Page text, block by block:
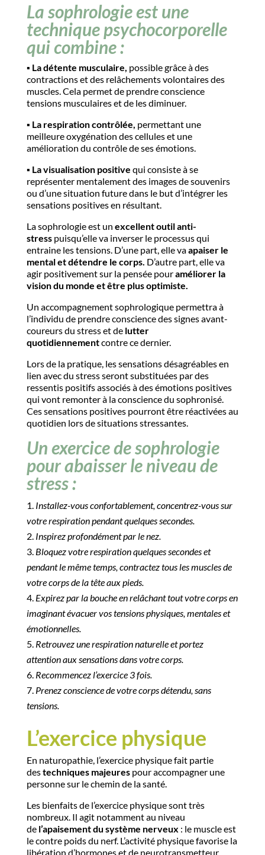
La sophrologie est une
technique psychocorporelle
qui combine :
▪️​ La détente musculaire, possible grâce à des
contractions et des relâchements volontaires des
muscles. Cela permet de prendre conscience
tensions musculaires et de les diminuer.
▪️​ La respiration contrôlée, permettant une
meilleure oxygénation des cellules et une
amélioration du contrôle de ses émotions.
▪️​ La visualisation positive qui consiste à se
représenter mentalement des images de souvenirs
ou d’une situation future dans le but d’intégrer les
sensations positives en résultant.
La sophrologie est un excellent outil anti-
stresspuisqu’elle va inverser le processus qui
entraine les tensions. D’une part, elle vaapaiser le
mental et détendre le corps. D’autre part, elle va
agir positivement sur la pensée pouraméliorer la
vision du monde et être plus optimiste.
Un accompagnement sophrologique permettra à
l’individu de prendre conscience des signes avant-
coureurs du stress et de lutter
quotidiennementcontre ce dernier.
Lors de la pratique, les sensations désagréables en
lien avec du stress seront substituées par des
ressentis positifs associés à des émotions positives
qui vont remonter à la conscience du sophronisé.
Ces sensations positives pourront être réactivées au
quotidien lors de situations stressantes.
Un exercice de sophrologie
pour abaisser le niveau de
stress :
Installez-vous confortablement, concentrez-vous sur
votre respiration pendant quelques secondes.
Inspirez profondément par le nez.
Bloquez votre respiration quelques secondes et
pendant le même temps, contractez tous les muscles de
votre corps de la tête aux pieds.
Expirez par la bouche en relâchant tout votre corps en
imaginant évacuer vos tensions physiques, mentales et
émotionnelles.
Retrouvez une respiration naturelle et portez
attention aux sensations dans votre corps.
Recommencez l’exercice 3 fois.
Prenez conscience de votre corps détendu, sans
tensions.
L’exercice physique
En naturopathie, l’exercice physique fait partie
destechniques majeurespour accompagner une
personne sur le chemin de la santé.
Les bienfaits de l’exercice physique sont très
nombreux. Il agit notamment au niveau
de l’apaisement du système nerveux : le muscle est
le contre poids du nerf. L’activité physique favorise la
libération d’hormones et de neurotransmetteur